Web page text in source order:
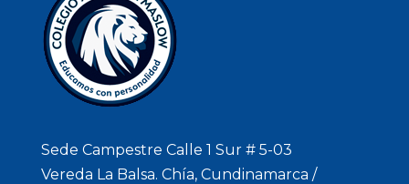
Sede Campestre Calle 1 Sur # 5-03
Vereda La Balsa. Chía, Cundinamarca /